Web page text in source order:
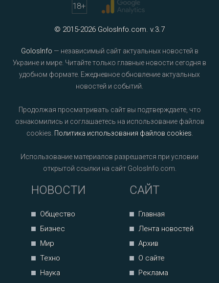
18+
© 2015-2026 GolosInfo.com. v.3.7
GolosInfo — независимый сайт актуальных новостей в
Украине и мире. Читайте только главные новости сегодня в
удобном формате. Ежедневное обновление актуальных
новостей и событий.
Продолжая просматривать сайт вы подтверждаете, что
ознакомились и соглашаетесь на использование файлов
cookies. Политика использования файлов cookies
Использование материалов разрешается при условии
открытой ссылки на сайт GolosInfo.com.
НОВОСТИ
Общество
Бизнес
Мир
Техно
Наука
САЙТ
Главная
Лента новостей
Архив
О сайте
Реклама